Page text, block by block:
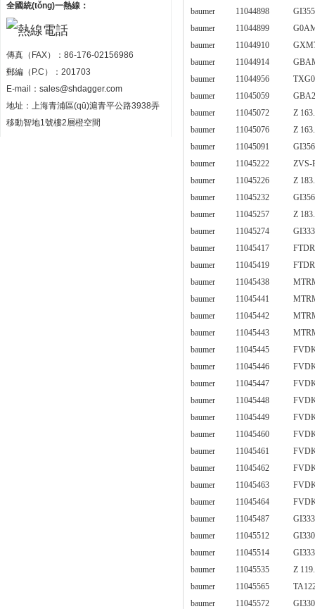
全國統(tǒng)一熱線：
傳真（FAX）：86-176-02156986
郵編（P.C）：201703
E-mail： sales@shdagger.com
地址：上海青浦區(qū)滬青平公路3938弄
移動智地1號樓2層橙空間
baumer
11044898
baumer
11044899
baumer
11044910
baumer
11044914
baumer
11044956
baumer
11045059
baumer
11045072
Z
baumer
11045076
Z
baumer
11045091
baumer
11045222
ZVS-
baumer
11045226
Z
baumer
11045232
baumer
11045257
Z
baumer
11045274
baumer
11045417
baumer
11045419
baumer
11045438
baumer
11045441
baumer
11045442
baumer
11045443
baumer
11045445
baumer
11045446
baumer
11045447
baumer
11045448
baumer
11045449
baumer
11045460
baumer
11045461
baumer
11045462
baumer
11045463
baumer
11045464
baumer
11045487
baumer
11045512
baumer
11045514
baumer
11045535
Z
baumer
11045565
baumer
11045572